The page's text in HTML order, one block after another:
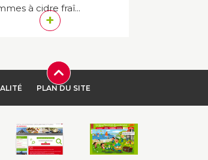
à cidre fraî...
+
PLAN DU SITE